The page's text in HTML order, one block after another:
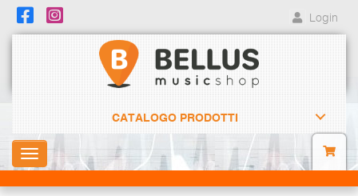
Login
CATALOGO PRODOTTI
Toggle
navigation